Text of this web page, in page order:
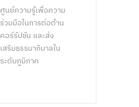
ศูนย์ความรู้เพื่อความ
ร่วมมือในการต่อต้าน
คอร์รัปชัน และส่ง
เสริมธรรมาภิบาลใน
ระดับภูมิภาค